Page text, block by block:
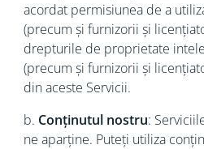
acordat permisiunea de a
(precum și furnizorii și
drepturile de proprietate
(precum și furnizorii și
din aceste Servicii.
b. Conținutul nostru:
ne aparține. Puteți utiliza